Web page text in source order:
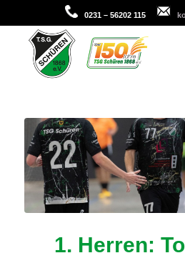
0231 – 56202 115
1. Herren: